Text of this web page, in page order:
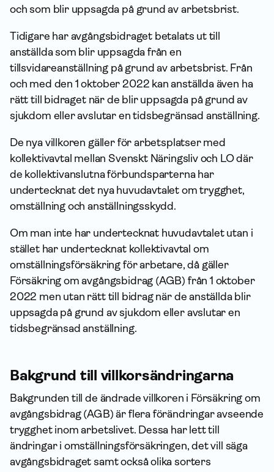
och som blir uppsagda på grund av arbetsbrist.
Tidigare har avgångsbidraget betalats ut till
anställda som blir uppsagda från en
tillsvidareanställning på grund av arbetsbrist. Från
och med den 1 oktober 2022 kan anställda även ha
rätt till bidraget när de blir uppsagda på grund av
sjukdom eller avslutar en tidsbegränsad anställning.
De nya villkoren gäller för arbetsplatser med
kollektivavtal mellan Svenskt Näringsliv och LO där
de kollektivanslutna förbundsparterna har
undertecknat det nya huvudavtalet om trygghet,
omställning och anställningsskydd.
Om man inte har undertecknat huvudavtalet utan i
stället har undertecknat kollektivavtal om
omställningsförsäkring för arbetare, då gäller
Försäkring om avgångsbidrag (AGB) från 1 oktober
2022 men utan rätt till bidrag när de anställda blir
uppsagda på grund av sjukdom eller avslutar en
tidsbegränsad anställning.
Bakgrund till villkorsändringarna
Bakgrunden till de ändrade villkoren i Försäkring om
avgångsbidrag (AGB) är flera förändringar avseende
trygghet inom arbetslivet. Dessa har lett till
ändringar i omställningsförsäkringen, det vill säga
avgångsbidraget samt också olika sorters